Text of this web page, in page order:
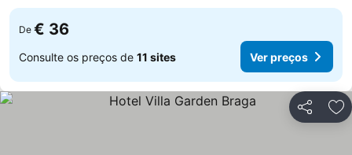
De € 36
Consulte os preços de 11 sites Ver preços
Partilhar